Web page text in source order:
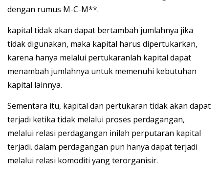
dengan rumus M-C-M**.
kapital tidak akan dapat bertambah jumlahnya jika
tidak digunakan, maka kapital harus dipertukarkan,
karena hanya melalui pertukaranlah kapital dapat
menambah jumlahnya untuk memenuhi kebutuhan
kapital lainnya.
Sementara itu, kapital dan pertukaran tidak akan dapat
terjadi ketika tidak melalui proses perdagangan,
melalui relasi perdagangan inilah perputaran kapital
terjadi. dalam perdagangan pun hanya dapat terjadi
melalui relasi komoditi yang terorganisir.